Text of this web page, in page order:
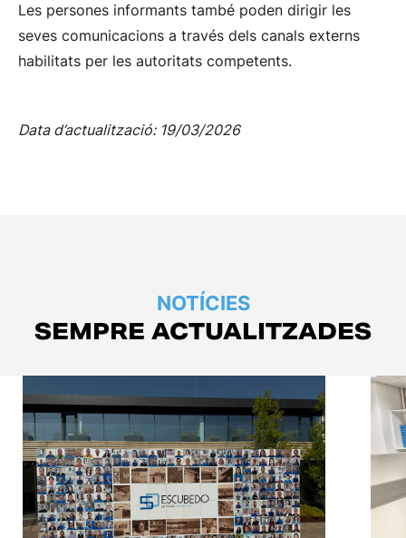
Les persones informants també poden dirigir les
seves comunicacions a través dels canals externs
habilitats per les autoritats competents.
Data d’actualització: 19/03/2026
NOTÍCIES
SEMPRE ACTUALITZADES